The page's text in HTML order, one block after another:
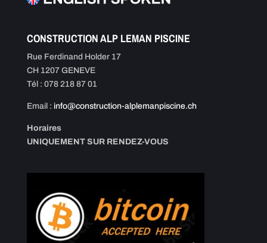
CONSTRUCTION ALP LEMAN PISCINE
Rue Ferdinand Holder 17
CH 1207 GENEVE
Tél : 078 218 87 01
Email : info@construction-alplemanpiscine.ch
Horaires
UNIQUEMENT SUR RENDEZ-VOUS